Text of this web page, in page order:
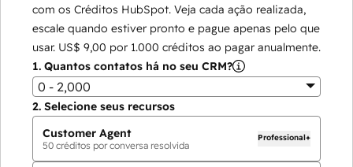
com os Créditos HubSpot. Veja cada ação realizada,
escale quando estiver pronto e pague apenas pelo que
usar. US$ 9,00 por 1.000 créditos ao pagar anualmente.
1. Quantos contatos há no seu CRM?
0 - 2,000
2. Selecione seus recursos
Customer Agent
50 créditos por conversa resolvida
Professional+